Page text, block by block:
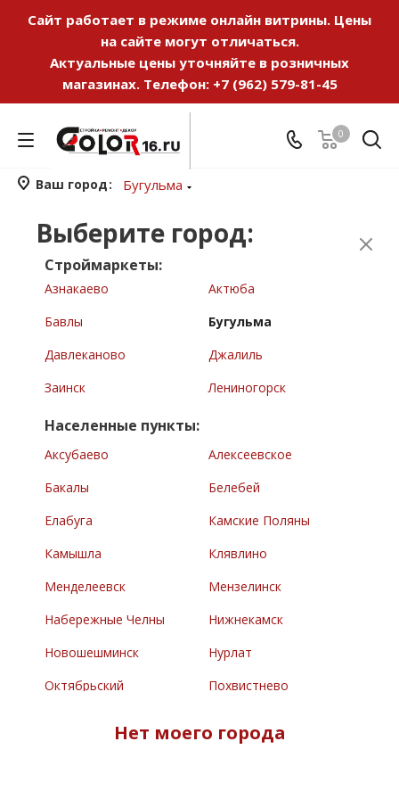
Сайт работает в режиме онлайн витрины. Цены
на сайте могут отличаться.
Актуальные цены уточняйте в розничных
магазинах. Телефон: +7 (962) 579-81-45
0
Ваш город Бугульма
Выберите город:
Строймаркеты:
Азнакаево
Актюба
Бавлы
Бугульма
Давлеканово
Джалиль
Заинск
Лениногорск
Населенные пункты:
Аксубаево
Алексеевское
Бакалы
Белебей
Елабуга
Камские Поляны
Камышла
Клявлино
Менделеевск
Мензелинск
Набережные Челны
Нижнекамск
Новошешминск
Нурлат
Октябрьский
Похвистнево
Нет моего города